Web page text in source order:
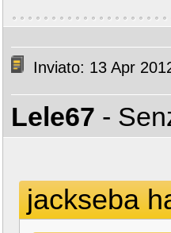
Inviato: 13 Apr
Lele67 -
jackseba